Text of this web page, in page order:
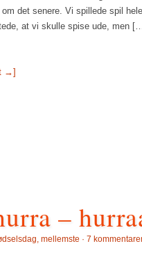
det senere. Vi spillede spil
at vi skulle spise ude, men
→]
–
mellemste · 7